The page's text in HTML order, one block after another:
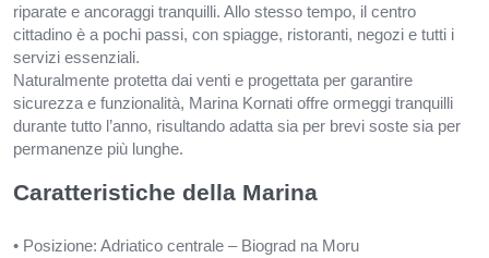
riparate e ancoraggi tranquilli. Allo stesso tempo, il centro
cittadino è a pochi passi, con spiagge, ristoranti, negozi e tutti i
servizi essenziali.
Naturalmente protetta dai venti e progettata per garantire
sicurezza e funzionalità, Marina Kornati offre ormeggi tranquilli
durante tutto l’anno, risultando adatta sia per brevi soste sia per
permanenze più lunghe.
Caratteristiche della Marina
• Posizione: Adriatico centrale – Biograd na Moru